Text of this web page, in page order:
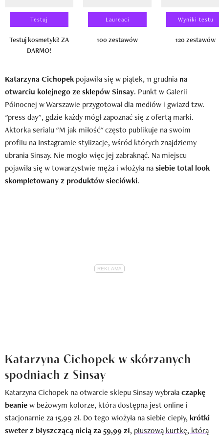
Testuj
Testuj kosmetyki! ZA
DARMO!
Laureaci
100 zestawów
Wyniki testu
120 zestawów
Katarzyna Cichopek pojawiła się w piątek, 11 grudnia na
otwarciu kolejnego ze sklepów Sinsay. Punkt w Galerii
Północnej w Warszawie przygotował dla mediów i gwiazd tzw.
"press day", gdzie każdy mógł zapoznać się z ofertą marki.
Aktorka serialu "M jak miłość" często publikuje na swoim
profilu na Instagramie stylizacje, wśród których znajdziemy
ubrania Sinsay. Nie mogło więc jej zabraknąć. Na miejscu
pojawiła się w towarzystwie męża i włożyła nasiebie total look
skompletowany z produktów sieciówki.
Katarzyna Cichopek w skórzanych
spodniach z Sinsay
Katarzyna Cichopek na otwarcie sklepu Sinsay wybrałaczapkę
beaniew beżowym kolorze, która dostępna jest online i
stacjonarnie za 15,99 zł. Do tego włożyła na siebie ciepły, krótki
sweter z błyszczącą nicią za 59,99 zł, pluszową kurtkę, którą